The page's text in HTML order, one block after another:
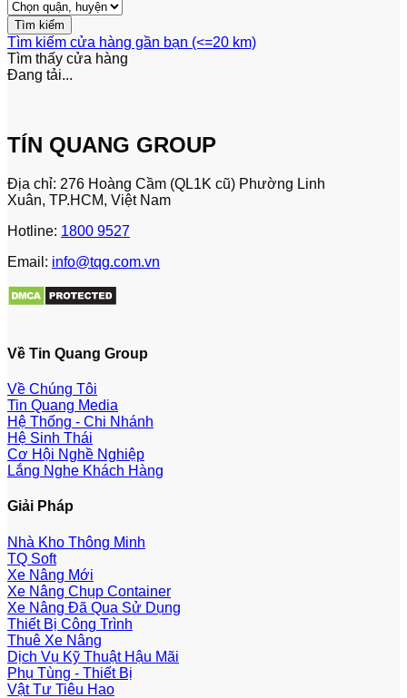
Tìm kiếm cửa hàng gần bạn (<=20 km)
Tìm thấy cửa hàng
Đang tải...
TÍN QUANG GROUP
Địa chỉ: 276 Hoàng Cầm (QL1K cũ) Phường Linh
Xuân, TP.HCM, Việt Nam
Hotline: 1800 9527
Email: info@tqg.com.vn
Về Tin Quang Group
Về Chúng Tôi
Tin Quang Media
Hệ Thống - Chi Nhánh
Hệ Sinh Thái
Cơ Hội Nghề Nghiệp
Lắng Nghe Khách Hàng
Giải Pháp
Nhà Kho Thông Minh
TQ Soft
Xe Nâng Mới
Xe Nâng Chụp Container
Xe Nâng Đã Qua Sử Dụng
Thiết Bị Công Trình
Thuê Xe Nâng
Dịch Vụ Kỹ Thuật Hậu Mãi
Phụ Tùng - Thiết Bị
Vật Tư Tiêu Hao